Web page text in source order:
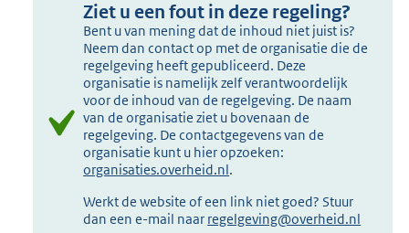
Ziet u een fout in deze regeling?
Bent u van mening dat de inhoud niet juist is?
Neem dan contact op met de organisatie die de
regelgeving heeft gepubliceerd. Deze
organisatie is namelijk zelf verantwoordelijk
voor de inhoud van de regelgeving. De naam
van de organisatie ziet u bovenaan de
regelgeving. De contactgegevens van de
organisatie kunt u hier opzoeken:
organisaties.overheid.nl.
Werkt de website of een link niet goed? Stuur
dan een e-mail naar regelgeving@overheid.nl